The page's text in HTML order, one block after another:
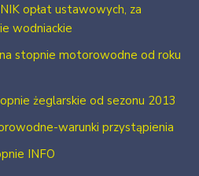
opłat ustawowych, za
wodniackie
stopnie motorowodne od roku
żeglarskie od sezonu 2013
warunki przystąpienia
INFO